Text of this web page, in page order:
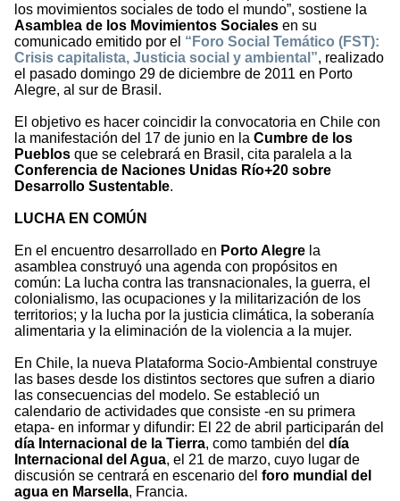
los movimientos sociales de todo el mundo”, sostiene la
Asamblea de los Movimientos Sociales en su
comunicado emitido por el “Foro Social Temático (FST):
Crisis capitalista, Justicia social y ambiental”, realizado
el pasado domingo 29 de diciembre de 2011 en Porto
Alegre, al sur de Brasil.
El objetivo es hacer coincidir la convocatoria en Chile con
la manifestación del 17 de junio en la Cumbre de los
Pueblos que se celebrará en Brasil, cita paralela a la
Conferencia de Naciones Unidas Río+20 sobre
Desarrollo Sustentable.
LUCHA EN COMÚN
En el encuentro desarrollado en Porto Alegre la
asamblea construyó una agenda con propósitos en
común: La lucha contra las transnacionales, la guerra, el
colonialismo, las ocupaciones y la militarización de los
territorios; y la lucha por la justicia climática, la soberanía
alimentaria y la eliminación de la violencia a la mujer.
En Chile, la nueva Plataforma Socio-Ambiental construye
las bases desde los distintos sectores que sufren a diario
las consecuencias del modelo. Se estableció un
calendario de actividades que consiste -en su primera
etapa- en informar y difundir: El 22 de abril participarán del
día Internacional de la Tierra, como también del día
Internacional del Agua, el 21 de marzo, cuyo lugar de
discusión se centrará en escenario del foro mundial del
agua en Marsella, Francia.